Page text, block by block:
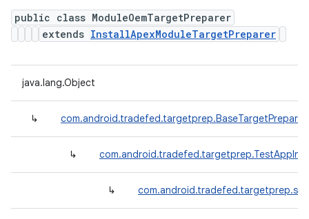
public class ModuleOemTargetPreparer
extends InstallApexModuleTargetPreparer
java.lang.Object
↳ com.android.tradefed.targetprep.BaseTargetPreparer
↳
↳